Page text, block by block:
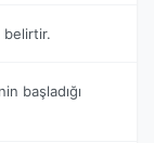
belirtir.
başladığı